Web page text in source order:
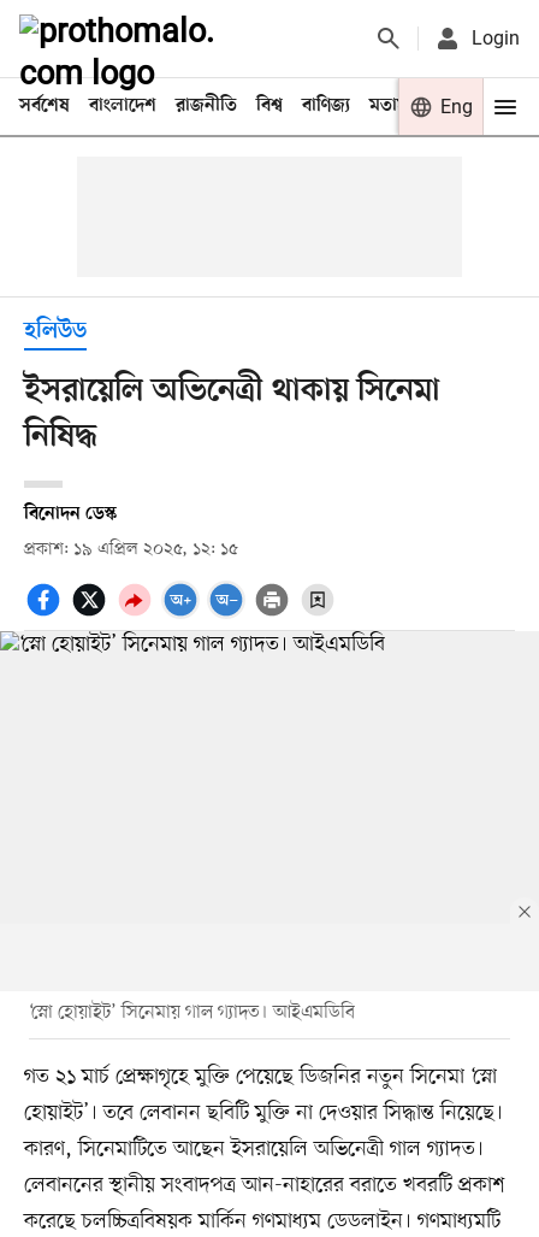
Login
সর্বশেষ বাংলাদেশ রাজনীতি বিশ্ব বাণিজ্য মতামত খেলা
Eng
হলিউড
ইসরায়েলি অভিনেত্রী থাকায় সিনেমা
নিষিদ্ধ
বিনোদন ডেস্ক
প্রকাশ: ১৯ এপ্রিল ২০২৫, ১২: ১৫
‘স্নো হোয়াইট’ সিনেমায় গাল গ্যাদত। আইএমডিবি
গত ২১ মার্চ প্রেক্ষাগৃহে মুক্তি পেয়েছে ডিজনির নতুন সিনেমা ‘স্নো
হোয়াইট’। তবে লেবানন ছবিটি মুক্তি না দেওয়ার সিদ্ধান্ত নিয়েছে।
কারণ, সিনেমাটিতে আছেন ইসরায়েলি অভিনেত্রী গাল গ্যাদত।
লেবাননের স্থানীয় সংবাদপত্র আন-নাহারের বরাতে খবরটি প্রকাশ
করেছে চলচ্চিত্রবিষয়ক মার্কিন গণমাধ্যম ডেডলাইন। গণমাধ্যমটি